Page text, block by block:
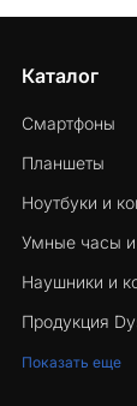
Каталог
Смартфоны
Планшеты
Ноутбуки и
Умные часы и
Наушники и
Продукция
Показать еще